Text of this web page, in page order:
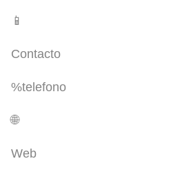
📱
Contacto
%telefono
🌐
Web